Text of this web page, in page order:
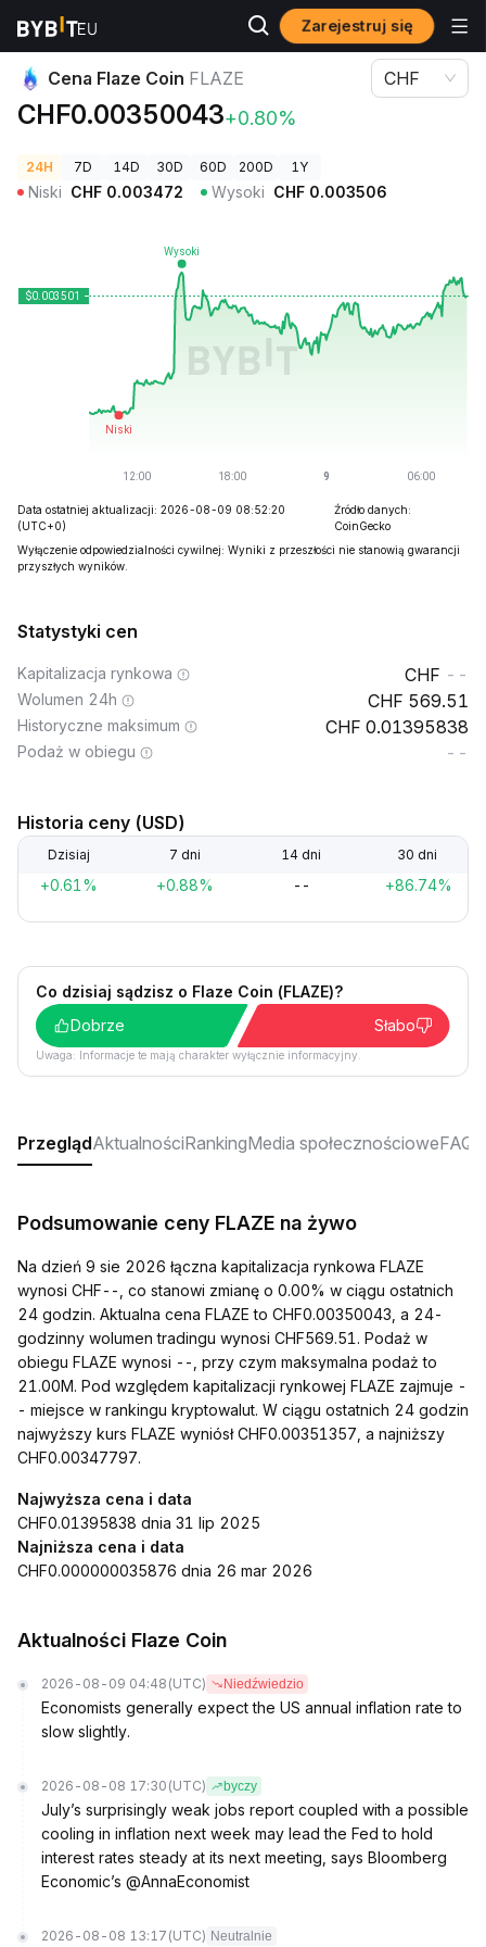
Zarejestruj się
Ceny kryptowalut Cena Flaze Coin FLAZE
Cena Flaze Coin FLAZE
CHF0.00350043+0.80%
CHF
24H 7D 14D 30D 60D 200D 1Y
Niski CHF 0.003472 Wysoki CHF 0.003506
Data ostatniej aktualizacji: 2026-08-09 08:52:20
(UTC+0)
Źródło danych:
CoinGecko
Wyłączenie odpowiedzialności cywilnej: Wyniki z przeszłości nie stanowią gwarancji
przyszłych wyników.
Statystyki cen
Kapitalizacja rynkowa --
Wolumen 24h 569.51
Historyczne maksimum 0.01395838
Podaż w obiegu --
Historia ceny (USD)
Dzisiaj 7 dni 14 dni 30 dni
+0.61% +0.88% -- +86.74%
Co dzisiaj sądzisz o Flaze Coin (FLAZE)?
Dobrze
Słabo
Uwaga: Informacje te mają charakter wyłącznie informacyjny.
PrzeglądAktualnościRankingMedia społecznościoweFAQ
Podsumowanie ceny FLAZE na żywo
Na dzień 9 sie 2026 łączna kapitalizacja rynkowa FLAZE
wynosi CHF--, co stanowi zmianę o 0.00% w ciągu ostatnich
24 godzin. Aktualna cena FLAZE to CHF0.00350043, a 24-
godzinny wolumen tradingu wynosi CHF569.51. Podaż w
obiegu FLAZE wynosi --, przy czym maksymalna podaż to
21.00M. Pod względem kapitalizacji rynkowej FLAZE zajmuje -
- miejsce w rankingu kryptowalut. W ciągu ostatnich 24 godzin
najwyższy kurs FLAZE wyniósł CHF0.00351357, a najniższy
CHF0.00347797.
Najwyższa cena i data
CHF0.01395838 dnia 31 lip 2025
Najniższa cena i data
CHF0.000000035876 dnia 26 mar 2026
Aktualności Flaze Coin
2026-08-09 04:48 (UTC) Niedźwiedzio
Economists generally expect the US annual inflation rate to
slow slightly.
2026-08-08 17:30 (UTC) byczy
July’s surprisingly weak jobs report coupled with a possible
cooling in inflation next week may lead the Fed to hold
interest rates steady at its next meeting, says Bloomberg
Economic’s @AnnaEconomist
2026-08-08 13:17 (UTC) Neutralnie